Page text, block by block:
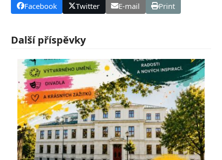
Facebook Twitter E-mail Print
Další příspěvky